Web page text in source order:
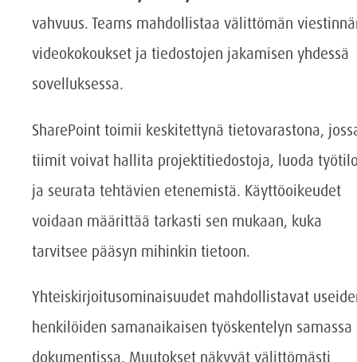
vahvuus. Teams mahdollistaa välittömän
videokokoukset ja tiedostojen jakamisen yhdessä
sovelluksessa.
SharePoint toimii keskitettynä tietovarastona,
tiimit voivat hallita projektitiedostoja, luoda
ja seurata tehtävien etenemistä. Käyttöoikeudet
voidaan määrittää tarkasti sen mukaan, kuka
tarvitsee pääsyn mihinkin tietoon.
Yhteiskirjoitusominaisuudet mahdollistavat
henkilöiden samanaikaisen työskentelyn samassa
dokumentissa. Muutokset näkyvät välittömästi